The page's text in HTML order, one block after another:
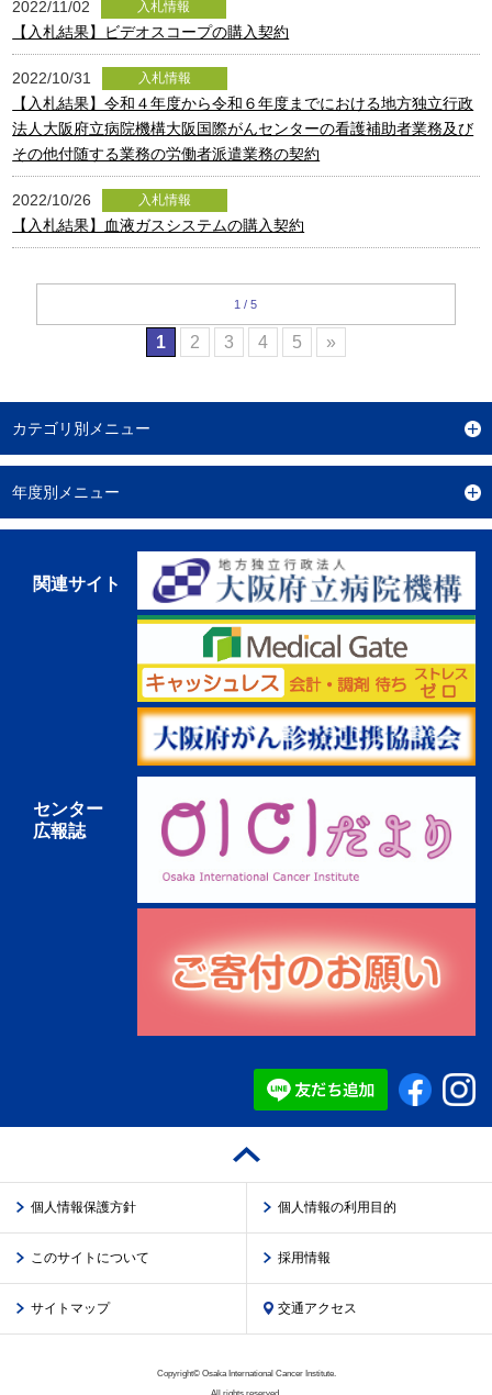
2022/11/02 入札情報
【入札結果】ビデオスコープの購入契約
2022/10/31 入札情報
【入札結果】令和４年度から令和６年度までにおける地方独立行政
法人大阪府立病院機構大阪国際がんセンターの看護補助者業務及び
その他付随する業務の労働者派遣業務の契約
2022/10/26 入札情報
【入札結果】血液ガスシステムの購入契約
1 / 5
1 2 3 4 5 »
カテゴリ別メニュー
年度別メニュー
関連サイト
センター
広報誌
個人情報保護方針 個人情報の利用目的
このサイトについて 採用情報
サイトマップ 交通アクセス
Copyright© Osaka International Cancer Institute.
All rights reserved.